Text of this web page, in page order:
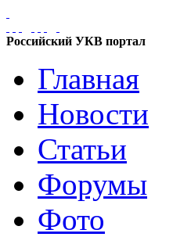
Российский УКВ портал
Главная
Новости
Статьи
Форумы
Фото